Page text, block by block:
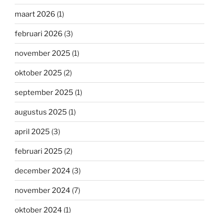
maart 2026 (1)
februari 2026 (3)
november 2025 (1)
oktober 2025 (2)
september 2025 (1)
augustus 2025 (1)
april 2025 (3)
februari 2025 (2)
december 2024 (3)
november 2024 (7)
oktober 2024 (1)